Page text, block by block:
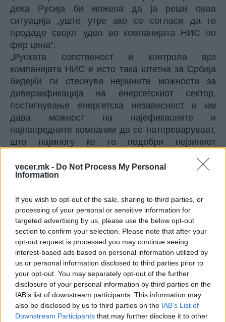
vecer.mk - Do Not Process My Personal
Information
If you wish to opt-out of the sale, sharing to third parties, or
processing of your personal or sensitive information for
targeted advertising by us, please use the below opt-out
section to confirm your selection. Please note that after your
opt-out request is processed you may continue seeing
interest-based ads based on personal information utilized by
us or personal information disclosed to third parties prior to
your opt-out. You may separately opt-out of the further
disclosure of your personal information by third parties on the
IAB’s list of downstream participants. This information may
also be disclosed by us to third parties on the IAB’s List of
Downstream Participants that may further disclose it to other
дека Русија би можела да ја реши оваа
ситуација „уште утре ако се согласи да го
продаде својот удел во компанијата НИС по
фер цена“.
„Руската сопственост и контрола врз
компанијата НИС е исто така штетна за Србија
бидејќи ги стеснува нејзините можности за
диверзификација на енергетскиот сектор,
постигнување енергетска независност и им
дава можност на најефикасните и
најнапредните компании да се натпреваруваат,
што најмногу ќе го подобри нејзиниот
економските можности и економскиот раст“, ​​
додаде тој.Тој одговори негативно дека ќе има
санкции е намерно избран за дополнително
дестабилизирање на веќе нестабилната
политичка ситуација во Србија.
„Далеку од тоа. Ние многу го цениме нашето сè
посилно и пошироко партнерство со Србија,
како и посветеноста на претседателот (на
Србија, Александар) Вучиќ, што тој го покажа во
овој поглед“, изјави тој и додаде дека
партнерството меѓу Србија и САД станува сè
посилно.